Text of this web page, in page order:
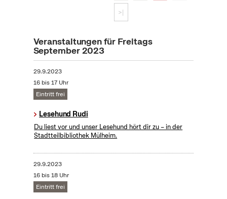
>|
Veranstaltungen für Freitags
September 2023
29.9.2023
16 bis 17 Uhr
Eintritt frei
Lesehund Rudi
Du liest vor und unser Lesehund hört dir zu – in der
Stadtteilbibliothek Mülheim.
29.9.2023
16 bis 18 Uhr
Eintritt frei